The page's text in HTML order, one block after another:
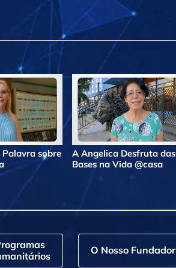
Palavra sobre
A Angelica Desfruta das
Bases na Vida @casa
O Nosso Fundador